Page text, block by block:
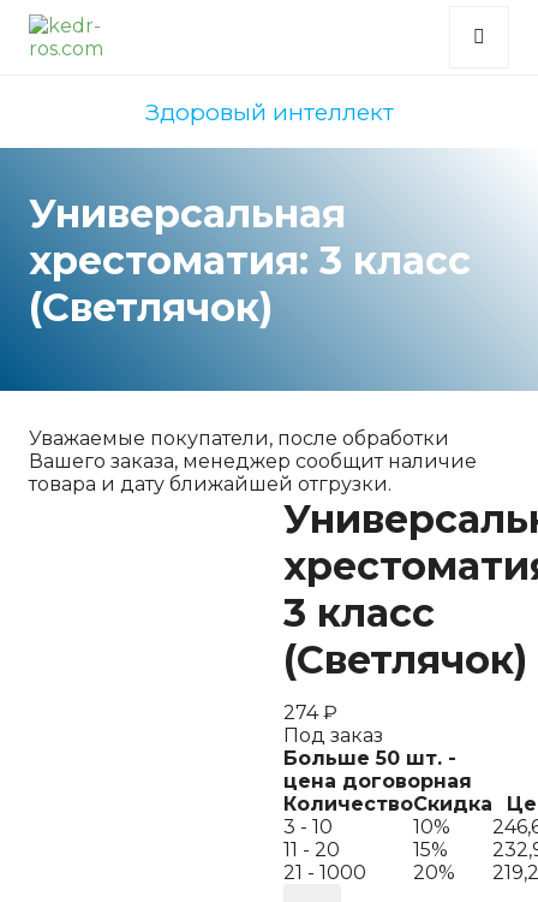
Здоровый интеллект
Универсальная
хрестоматия: 3 класс
(Светлячок)
Уважаемые покупатели, после обработки
Вашего заказа, менеджер сообщит наличие
товара и дату ближайшей отгрузки.
3 класс
(Светлячок)
274₽
Под заказ
Больше 50 шт. -
цена договорная
КоличествоСкидка
3 - 10
10%
11 - 20
15%
21 - 1000
20%